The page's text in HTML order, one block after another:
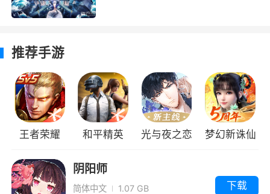
推荐手游
王者荣耀 和平精英 光与夜之恋 梦幻新诛仙
阴阳师
简体中文
1.07 GB
下载